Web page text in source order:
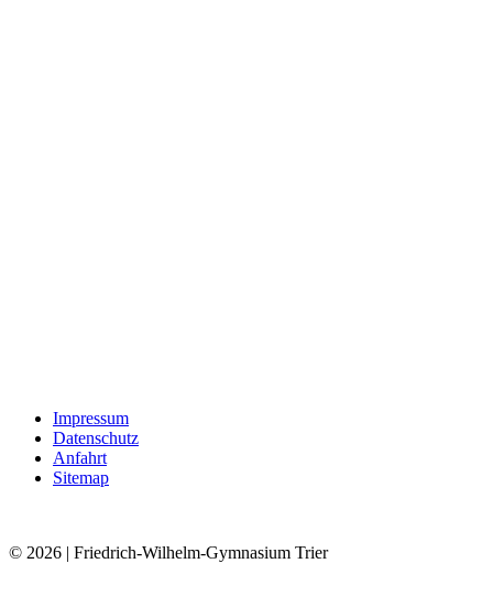
Impressum
Datenschutz
Anfahrt
Sitemap
© 2026 | Friedrich-Wilhelm-Gymnasium Trier